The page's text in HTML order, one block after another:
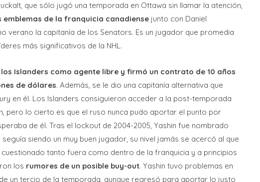
que sólo jugó una temporada en Ottawa sin llamar la atención,
emblemas de la franquicia canadiense junto con Daniel
verano la capitanía de los Senators. Es un jugador que promedia
más significativos de la NHL.
Islanders como agente libre y firmó un contrato de 10 años
de dólares. Además, se le dio una capitanía alternativa que
en él. Los Islanders consiguieron acceder a la post-temporada
pero lo cierto es que el ruso nunca pudo aportar el punto por
de él. Tras el lockout de 2004-2005, Yashin fue nombrado
siendo un muy buen jugador, su nivel jamás se acercó al que
tanto fuera como dentro de la franquicia y a principios
los rumores de un posible buy-out. Yashin tuvo problemas en
un tercio de la temporada, aunque regresó para aportar lo justo